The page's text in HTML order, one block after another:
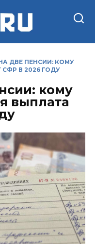
ДВЕ ПЕНСИИ: КОМУ
В 2026 ГОДУ
кому
выплата